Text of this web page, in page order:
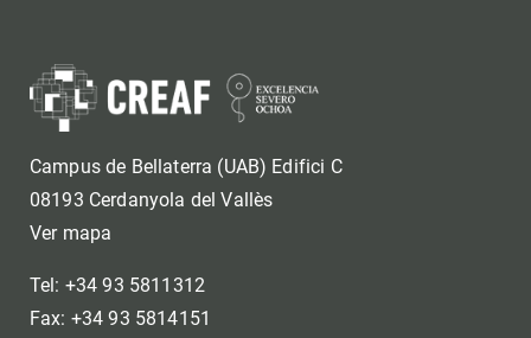
Campus de Bellaterra (UAB) Edifici C
08193 Cerdanyola del Vallès
Ver mapa
Tel: +34 93 5811312
Fax: +34 93 5814151